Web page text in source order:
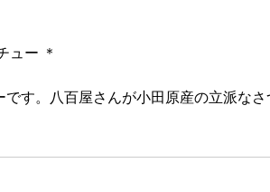
ュー ＊
す。八百屋さんが小田原産の立派な